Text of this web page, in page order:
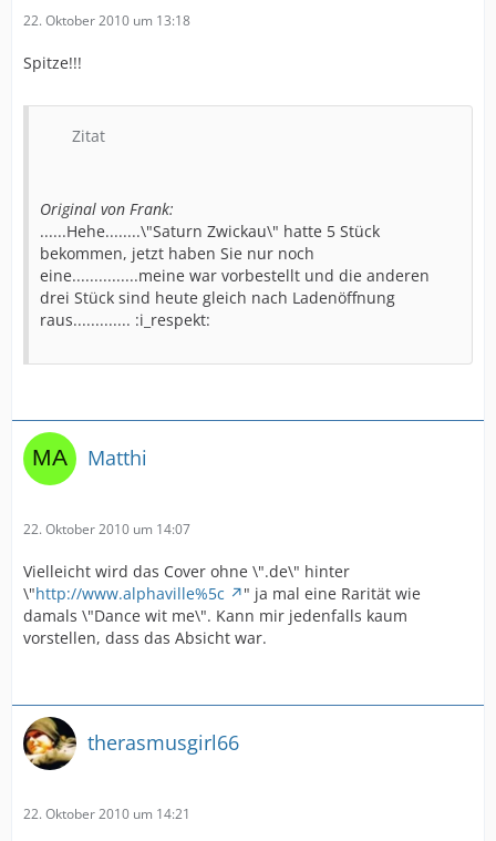
22. Oktober 2010 um 13:18
Spitze!!!
Zitat
Original von Frank:
......Hehe........\"Saturn Zwickau\" hatte 5 Stück
bekommen, jetzt haben Sie nur noch
eine...............meine war vorbestellt und die anderen
drei Stück sind heute gleich nach Ladenöffnung
raus............. :i_respekt:
Matthi
22. Oktober 2010 um 14:07
Vielleicht wird das Cover ohne \".de\" hinter
\"http://www.alphaville%5c
" ja mal eine Rarität wie
damals \"Dance wit me\". Kann mir jedenfalls kaum
vorstellen, dass das Absicht war.
therasmusgirl66
22. Oktober 2010 um 14:21